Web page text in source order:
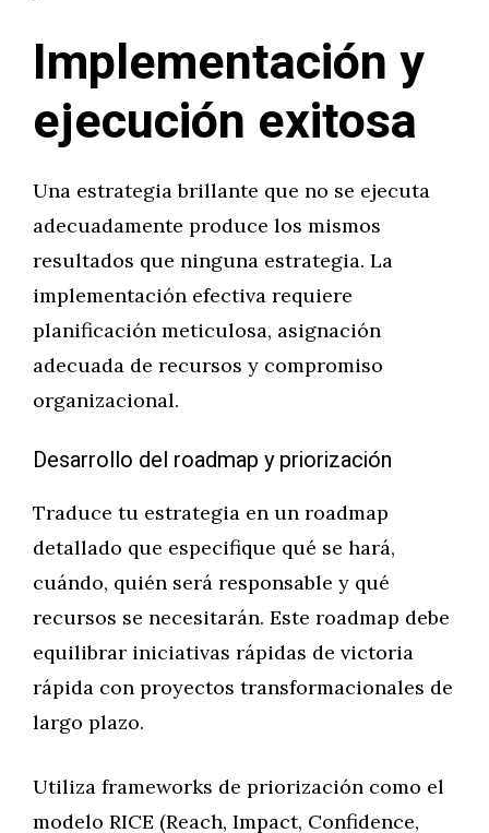
Implementación y
ejecución exitosa
Una estrategia brillante que no se ejecuta
adecuadamente produce los mismos
resultados que ninguna estrategia. La
implementación efectiva requiere
planificación meticulosa, asignación
adecuada de recursos y compromiso
organizacional.
Desarrollo del roadmap y priorización
Traduce tu estrategia en un roadmap
detallado que especifique qué se hará,
cuándo, quién será responsable y qué
recursos se necesitarán. Este roadmap debe
equilibrar iniciativas rápidas de victoria
rápida con proyectos transformacionales de
largo plazo.
Utiliza frameworks de priorización como el
modelo RICE (Reach, Impact, Confidence,